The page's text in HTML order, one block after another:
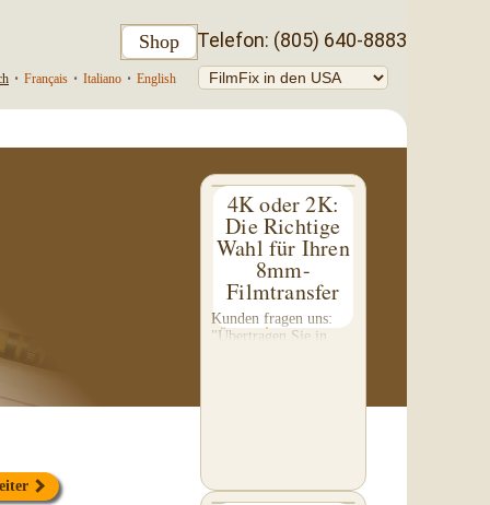
Shop Telefon: (805) 640-8883
• Français • Italiano • English
4K oder 2K:
Die Richtige
Wahl für Ihren
8mm-
Filmtransfer
Kunden fragen uns:
"Übertragen Sie in